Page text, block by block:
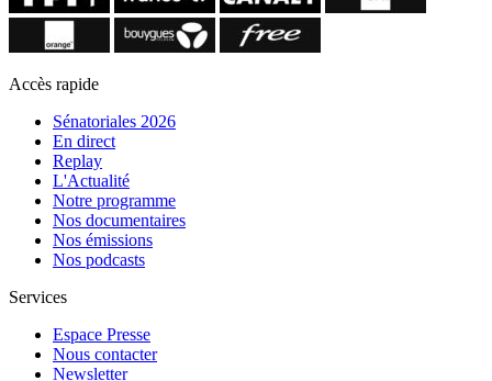
Accès rapide
Sénatoriales 2026
En direct
Replay
L'Actualité
Notre programme
Nos documentaires
Nos émissions
Nos podcasts
Services
Espace Presse
Nous contacter
Newsletter